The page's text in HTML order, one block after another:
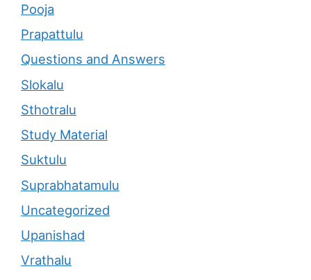
Pooja
Prapattulu
Questions and Answers
Slokalu
Sthotralu
Study Material
Suktulu
Suprabhatamulu
Uncategorized
Upanishad
Vrathalu